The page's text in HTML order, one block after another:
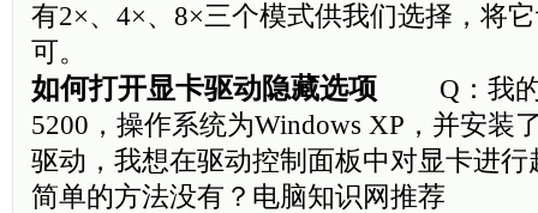
有2×、4×、8×三个模式供我们选择，将
可。
如何打开显卡驱动隐藏选项 Q：我的
5200，操作系统为Windows XP，并安装
驱动，我想在驱动控制面板中对显卡进
简单的方法没有？电脑知识网推荐